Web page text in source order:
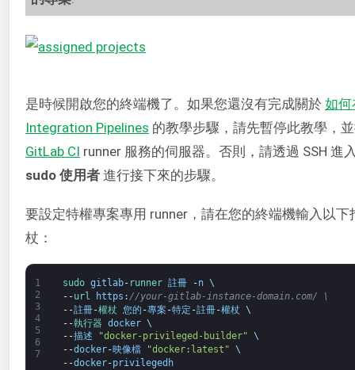
是時候開啟您的終端機了。如果您還沒有完成關於 如何
Integration Pipelines 的教學步驟，請先暫停此教學，
GitLab CI runner 服務的伺服器。否則，請透過 SSH 進
sudo 使用者 進行接下來的步驟。
要設定特權專案專用 runner，請在您的終端機輸入以
杖：
1
2
3
4
5
6
7
sudo gitlab- runner 註冊 -n \
--url https : //your-gitlab-instance-domain.com/ \
--註冊-權杖 您的 -專案 -特定 -註冊-權杖 \
--執行器 docker \
--描述 "docker-privileged-builder" \
--docker-映像檔 "docker:latest" \
--docker-privilegedh